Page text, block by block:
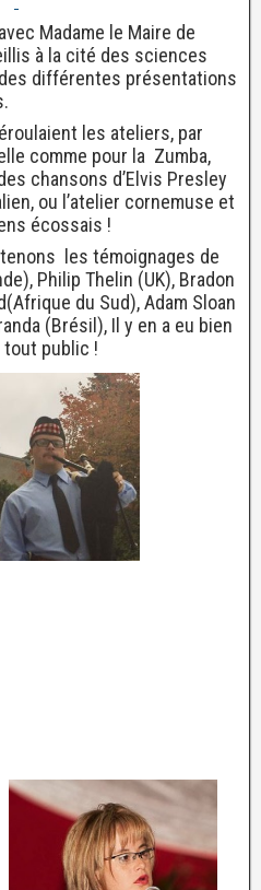
Madame le Maire de
à la cité des sciences
différentes présentations
les ateliers, par
comme pour la Zumba,
chansons d’Elvis Presley
ou l’atelier cornemuse et
écossais !
les témoignages de
Philip Thelin (UK), Bradon
du Sud), Adam Sloan
(Brésil), Il y en a eu bien
tout public !